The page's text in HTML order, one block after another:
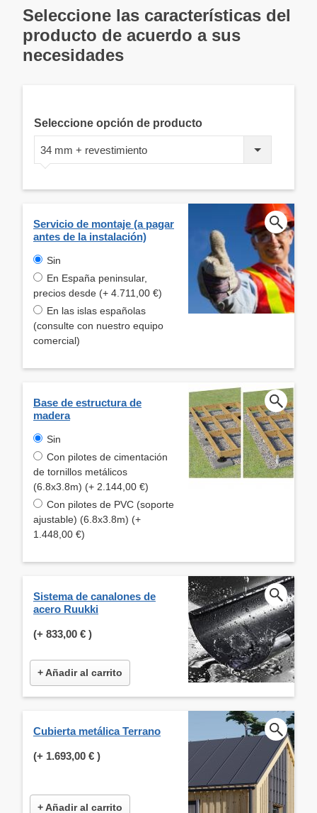
Seleccione las características del
producto de acuerdo a sus
necesidades
Seleccione opción de producto
34 mm + revestimiento
Servicio de montaje (a pagar
antes de la instalación)
Sin
En España peninsular,
precios desde (+ 4.711,00 €)
En las islas españolas
(consulte con nuestro equipo
comercial)
Base de estructura de
madera
Sin
Con pilotes de cimentación
de tornillos metálicos
(6.8x3.8m) (+ 2.144,00 €)
Con pilotes de PVC (soporte
ajustable) (6.8x3.8m) (+
1.448,00 €)
Sistema de canalones de
acero Ruukki
(+ 833,00 € )
+ Añadir al carrito
Cubierta metálica Terrano
(+ 1.693,00 € )
+ Añadir al carrito